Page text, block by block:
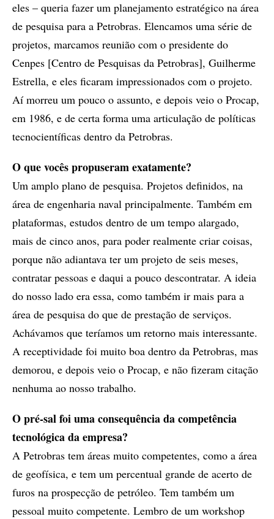
eles – queria fazer um planejamento estratégico na área
de pesquisa para a Petrobras. Elencamos uma série de
projetos, marcamos reunião com o presidente do
Cenpes [Centro de Pesquisas da Petrobras], Guilherme
Estrella, e eles ficaram impressionados com o projeto.
Aí morreu um pouco o assunto, e depois veio o Procap,
em 1986, e de certa forma uma articulação de políticas
tecnocientíficas dentro da Petrobras.
O que vocês propuseram exatamente?
Um amplo plano de pesquisa. Projetos definidos, na
área de engenharia naval principalmente. Também em
plataformas, estudos dentro de um tempo alargado,
mais de cinco anos, para poder realmente criar coisas,
porque não adiantava ter um projeto de seis meses,
contratar pessoas e daqui a pouco descontratar. A ideia
do nosso lado era essa, como também ir mais para a
área de pesquisa do que de prestação de serviços.
Achávamos que teríamos um retorno mais interessante.
A receptividade foi muito boa dentro da Petrobras, mas
demorou, e depois veio o Procap, e não fizeram citação
nenhuma ao nosso trabalho.
O pré-sal foi uma consequência da competência
tecnológica da empresa?
A Petrobras tem áreas muito competentes, como a área
de geofísica, e tem um percentual grande de acerto de
furos na prospecção de petróleo. Tem também um
pessoal muito competente. Lembro de um workshop